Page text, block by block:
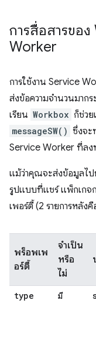
การสื่อสารขอ
Worker
การใช้งาน Service
ส่งข้อความจำนวนมาก
เรียน Workbox ก็ช่วย
messageSW() ซึ่งจะ
Service Worker ที่ลง
แม้ว่าคุณจะส่งข้อมูลไ
รูปแบบที่แชร์ แพ็กเกจ
เพอร์ตี้ (2 รายการหลัง
พร็อพเพ
อร์ตี้
จำเป็น
หรือ
ไม่
type มี